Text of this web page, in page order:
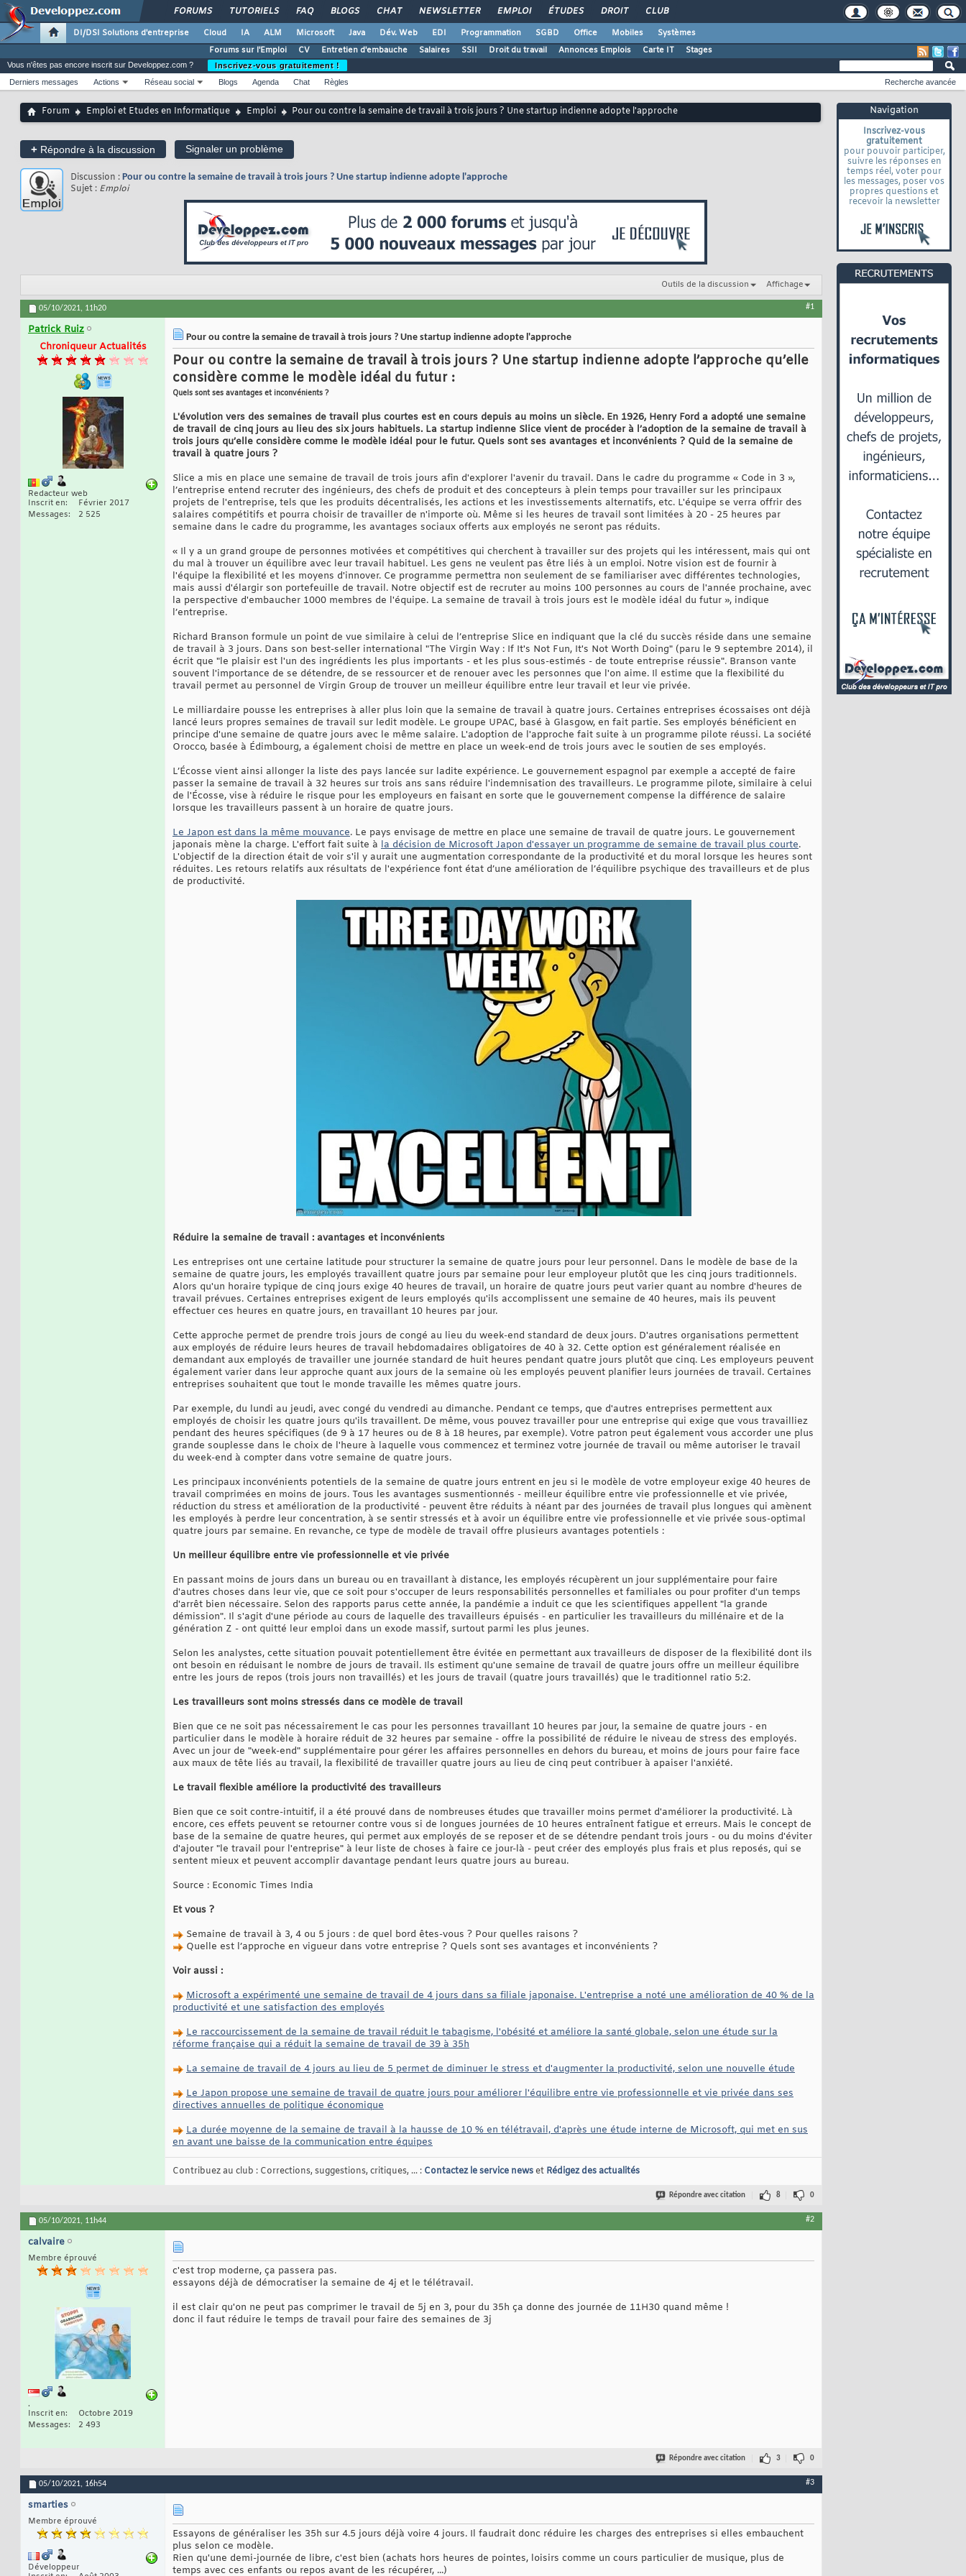
FORUMS TUTORIELS FAQ BLOGS CHAT NEWSLETTER EMPLOI ÉTUDES DROIT CLUB
DI/DSI Solutions d'entreprise Cloud IA ALM Microsoft Java Dév. Web EDI Programmation SGBD Office Mobiles
Systèmes
Forums sur l'Emploi
CV Entretien d'embauche Salaires SSII Droit du travail Annonces Emplois Carte IT Stages
Navigation
Inscrivez-vous
gratuitement
pour pouvoir participer,
suivre les réponses en
temps réel, voter pour
les messages, poser vos
propres questions et
recevoir la newsletter
Vous n'êtes pas encore inscrit sur Developpez.com ?
Inscrivez-vous gratuitement !
Derniers messages
Actions Réseau social Blogs Agenda Chat Règles Recherche avancée
Forum Emploi et Etudes en Informatique Emploi Pour ou contre la semaine de travail à trois jours ? Une startup indienne adopte l'approche
+ Répondre à la discussion Signaler un problème
Discussion : Pour ou contre la semaine de travail à trois jours ? Une startup indienne adopte l'approche
Sujet : Emploi
Outils de la discussion Affichage
05/10/2021, 11h20 #1
Patrick Ruiz
Chroniqueur Actualités
Redacteur web
Inscrit en
Février 2017
Messages
2 525
Pour ou contre la semaine de travail à trois jours ? Une startup indienne adopte l'approche
Pour ou contre la semaine de travail à trois jours ? Une startup indienne adopte l’approche qu’elle
considère comme le modèle idéal du futur :
Quels sont ses avantages et inconvénients ?
L'évolution vers des semaines de travail plus courtes est en cours depuis au moins un siècle. En 1926, Henry Ford a adopté une semaine
de travail de cinq jours au lieu des six jours habituels. La startup indienne Slice vient de procéder à l’adoption de la semaine de travail à
trois jours qu’elle considère comme le modèle idéal pour le futur. Quels sont ses avantages et inconvénients ? Quid de la semaine de
travail à quatre jours ?
Slice a mis en place une semaine de travail de trois jours afin d'explorer l'avenir du travail. Dans le cadre du programme « Code in 3 »,
l’entreprise entend recruter des ingénieurs, des chefs de produit et des concepteurs à plein temps pour travailler sur les principaux
projets de l'entreprise, tels que les produits décentralisés, les actions et les investissements alternatifs, etc. L'équipe se verra offrir des
salaires compétitifs et pourra choisir de travailler de n'importe où. Même si les heures de travail sont limitées à 20 - 25 heures par
semaine dans le cadre du programme, les avantages sociaux offerts aux employés ne seront pas réduits.
« Il y a un grand groupe de personnes motivées et compétitives qui cherchent à travailler sur des projets qui les intéressent, mais qui ont
du mal à trouver un équilibre avec leur travail habituel. Les gens ne veulent pas être liés à un emploi. Notre vision est de fournir à
l'équipe la flexibilité et les moyens d'innover. Ce programme permettra non seulement de se familiariser avec différentes technologies,
mais aussi d'élargir son portefeuille de travail. Notre objectif est de recruter au moins 100 personnes au cours de l'année prochaine, avec
la perspective d'embaucher 1000 membres de l'équipe. La semaine de travail à trois jours est le modèle idéal du futur », indique
l’entreprise.
Richard Branson formule un point de vue similaire à celui de l’entreprise Slice en indiquant que la clé du succès réside dans une semaine
de travail à 3 jours. Dans son best-seller international "The Virgin Way : If It's Not Fun, It's Not Worth Doing" (paru le 9 septembre 2014), il
écrit que "le plaisir est l'un des ingrédients les plus importants - et les plus sous-estimés - de toute entreprise réussie". Branson vante
souvent l'importance de se détendre, de se ressourcer et de renouer avec les personnes que l'on aime. Il estime que la flexibilité du
travail permet au personnel de Virgin Group de trouver un meilleur équilibre entre leur travail et leur vie privée.
Le milliardaire pousse les entreprises à aller plus loin que la semaine de travail à quatre jours. Certaines entreprises écossaises ont déjà
lancé leurs propres semaines de travail sur ledit modèle. Le groupe UPAC, basé à Glasgow, en fait partie. Ses employés bénéficient en
principe d'une semaine de quatre jours avec le même salaire. L'adoption de l'approche fait suite à un programme pilote réussi. La société
Orocco, basée à Édimbourg, a également choisi de mettre en place un week-end de trois jours avec le soutien de ses employés.
L’Écosse vient ainsi allonger la liste des pays lancée sur ladite expérience. Le gouvernement espagnol par exemple a accepté de faire
passer la semaine de travail à 32 heures sur trois ans sans réduire l'indemnisation des travailleurs. Le programme pilote, similaire à celui
de l'Écosse, vise à réduire le risque pour les employeurs en faisant en sorte que le gouvernement compense la différence de salaire
lorsque les travailleurs passent à un horaire de quatre jours.
Le Japon est dans la même mouvance. Le pays envisage de mettre en place une semaine de travail de quatre jours. Le gouvernement
japonais mène la charge. L'effort fait suite à la décision de Microsoft Japon d'essayer un programme de semaine de travail plus courte.
L'objectif de la direction était de voir s'il y aurait une augmentation correspondante de la productivité et du moral lorsque les heures sont
réduites. Les retours relatifs aux résultats de l'expérience font état d’une amélioration de l’équilibre psychique des travailleurs et de plus
de productivité.
Réduire la semaine de travail : avantages et inconvénients
Les entreprises ont une certaine latitude pour structurer la semaine de quatre jours pour leur personnel. Dans le modèle de base de la
semaine de quatre jours, les employés travaillent quatre jours par semaine pour leur employeur plutôt que les cinq jours traditionnels.
Alors qu'un horaire typique de cinq jours exige 40 heures de travail, un horaire de quatre jours peut varier quant au nombre d'heures de
travail prévues. Certaines entreprises exigent de leurs employés qu'ils accomplissent une semaine de 40 heures, mais ils peuvent
effectuer ces heures en quatre jours, en travaillant 10 heures par jour.
Cette approche permet de prendre trois jours de congé au lieu du week-end standard de deux jours. D'autres organisations permettent
aux employés de réduire leurs heures de travail hebdomadaires obligatoires de 40 à 32. Cette option est généralement réalisée en
demandant aux employés de travailler une journée standard de huit heures pendant quatre jours plutôt que cinq. Les employeurs peuvent
également varier dans leur approche quant aux jours de la semaine où les employés peuvent planifier leurs journées de travail. Certaines
entreprises souhaitent que tout le monde travaille les mêmes quatre jours.
Par exemple, du lundi au jeudi, avec congé du vendredi au dimanche. Pendant ce temps, que d'autres entreprises permettent aux
employés de choisir les quatre jours qu'ils travaillent. De même, vous pouvez travailler pour une entreprise qui exige que vous travailliez
pendant des heures spécifiques (de 9 à 17 heures ou de 8 à 18 heures, par exemple). Votre patron peut également vous accorder une plus
grande souplesse dans le choix de l'heure à laquelle vous commencez et terminez votre journée de travail ou même autoriser le travail
du week-end à compter dans votre semaine de quatre jours.
Les principaux inconvénients potentiels de la semaine de quatre jours entrent en jeu si le modèle de votre employeur exige 40 heures de
travail comprimées en moins de jours. Tous les avantages susmentionnés - meilleur équilibre entre vie professionnelle et vie privée,
réduction du stress et amélioration de la productivité - peuvent être réduits à néant par des journées de travail plus longues qui amènent
les employés à perdre leur concentration, à se sentir stressés et à avoir un équilibre entre vie professionnelle et vie privée sous-optimal
quatre jours par semaine. En revanche, ce type de modèle de travail offre plusieurs avantages potentiels :
Un meilleur équilibre entre vie professionnelle et vie privée
En passant moins de jours dans un bureau ou en travaillant à distance, les employés récupèrent un jour supplémentaire pour faire
d'autres choses dans leur vie, que ce soit pour s'occuper de leurs responsabilités personnelles et familiales ou pour profiter d'un temps
d'arrêt bien nécessaire. Selon des rapports parus cette année, la pandémie a induit ce que les scientifiques appellent "la grande
démission". Il s'agit d'une période au cours de laquelle des travailleurs épuisés - en particulier les travailleurs du millénaire et de la
génération Z - ont quitté leur emploi dans un exode massif, surtout parmi les plus jeunes.
Selon les analystes, cette situation pouvait potentiellement être évitée en permettant aux travailleurs de disposer de la flexibilité dont ils
ont besoin en réduisant le nombre de jours de travail. Ils estiment qu'une semaine de travail de quatre jours offre un meilleur équilibre
entre les jours de repos (trois jours non travaillés) et les jours de travail (quatre jours travaillés) que le traditionnel ratio 5:2.
Les travailleurs sont moins stressés dans ce modèle de travail
Bien que ce ne soit pas nécessairement le cas pour les personnes travaillant 10 heures par jour, la semaine de quatre jours - en
particulier dans le modèle à horaire réduit de 32 heures par semaine - offre la possibilité de réduire le niveau de stress des employés.
Avec un jour de "week-end" supplémentaire pour gérer les affaires personnelles en dehors du bureau, et moins de jours pour faire face
aux maux de tête liés au travail, la flexibilité de travailler quatre jours au lieu de cinq peut contribuer à apaiser l'anxiété.
Le travail flexible améliore la productivité des travailleurs
Bien que ce soit contre-intuitif, il a été prouvé dans de nombreuses études que travailler moins permet d'améliorer la productivité. Là
encore, ces effets peuvent se retourner contre vous si de longues journées de 10 heures entraînent fatigue et erreurs. Mais le concept de
base de la semaine de quatre heures, qui permet aux employés de se reposer et de se détendre pendant trois jours - ou du moins d'éviter
d'ajouter "le travail pour l'entreprise" à leur liste de choses à faire ce jour-là - peut créer des employés plus frais et plus reposés, qui se
sentent mieux et peuvent accomplir davantage pendant leurs quatre jours au bureau.
Source : Economic Times India
Et vous ?
Semaine de travail à 3, 4 ou 5 jours : de quel bord êtes-vous ? Pour quelles raisons ?
Quelle est l’approche en vigueur dans votre entreprise ? Quels sont ses avantages et inconvénients ?
Voir aussi :
Microsoft a expérimenté une semaine de travail de 4 jours dans sa filiale japonaise. L'entreprise a noté une amélioration de 40 % de la
productivité et une satisfaction des employés
Le raccourcissement de la semaine de travail réduit le tabagisme, l'obésité et améliore la santé globale, selon une étude sur la
réforme française qui a réduit la semaine de travail de 39 à 35h
La semaine de travail de 4 jours au lieu de 5 permet de diminuer le stress et d'augmenter la productivité, selon une nouvelle étude
Le Japon propose une semaine de travail de quatre jours pour améliorer l'équilibre entre vie professionnelle et vie privée dans ses
directives annuelles de politique économique
La durée moyenne de la semaine de travail à la hausse de 10 % en télétravail, d'après une étude interne de Microsoft, qui met en sus
en avant une baisse de la communication entre équipes
Contribuez au club : Corrections, suggestions, critiques, ... : Contactez le service newset Rédigez des actualités
Répondre avec citation 8 0
05/10/2021, 11h44 #2
calvaire
Membre éprouvé
.
Inscrit en
Octobre 2019
Messages
2 493
c'est trop moderne, ça passera pas.
essayons déjà de démocratiser la semaine de 4j et le télétravail.
il est clair qu'on ne peut pas comprimer le travail de 5j en 3, pour du 35h ça donne des journée de 11H30 quand même !
donc il faut réduire le temps de travail pour faire des semaines de 3j
Répondre avec citation 3 0
05/10/2021, 16h54 #3
smarties
Membre éprouvé
Développeur
Essayons de généraliser les 35h sur 4.5 jours déjà voire 4 jours. Il faudrait donc réduire les charges des entreprises si elles embauchent
plus selon ce modèle.
Rien qu'une demi-journée de libre, c'est bien (achats hors heures de pointes, loisirs comme un cours particulier de musique, plus de
temps avec ces enfants ou repos avant de les récupérer, ...)